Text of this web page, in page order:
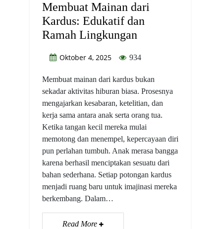
Membuat Mainan dari
Kardus: Edukatif dan
Ramah Lingkungan
Oktober 4, 2025 934
Membuat mainan dari kardus bukan
sekadar aktivitas hiburan biasa. Prosesnya
mengajarkan kesabaran, ketelitian, dan
kerja sama antara anak serta orang tua.
Ketika tangan kecil mereka mulai
memotong dan menempel, kepercayaan diri
pun perlahan tumbuh. Anak merasa bangga
karena berhasil menciptakan sesuatu dari
bahan sederhana. Setiap potongan kardus
menjadi ruang baru untuk imajinasi mereka
berkembang. Dalam…
Read More